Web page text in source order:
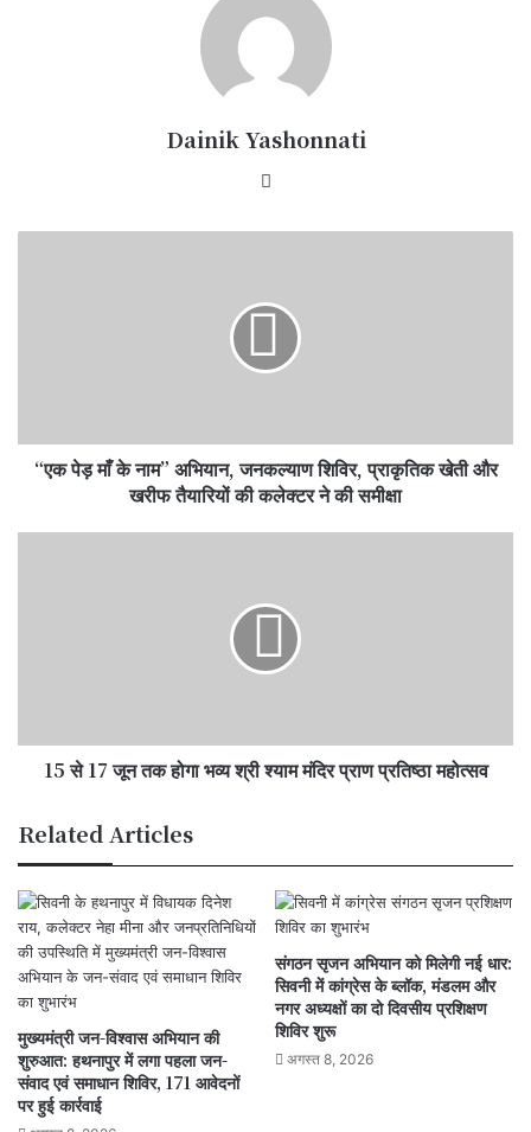
Dainik Yashonnati
प्राकृतिक
खेती“एक पेड़ माँ के नाम” अभियान, जनकल्याण शिविर, प्राकृतिक खेती और
खरीफ तैयारियों की कलेक्टर ने की समीक्षा
श्याम
महोत्सव
15 से 17 जून तक होगा भव्य श्री श्याम मंदिर प्राण प्रतिष्ठा महोत्सव
Related Articles
मुख्यमंत्री जन-विश्वास अभियान की
शुरुआत: हथनापुर में लगा पहला जन-
संवाद एवं समाधान शिविर, 171 आवेदनों
पर हुई कार्रवाई
संगठन सृजन अभियान को मिलेगी नई धार:
सिवनी में कांग्रेस के ब्लॉक, मंडलम और
नगर अध्यक्षों का दो दिवसीय प्रशिक्षण
शिविर शुरू
अगस्त 8, 2026